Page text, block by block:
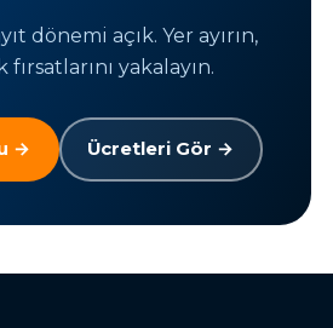
dönemi açık. Yer ayırın,
yakalayın.
→ Ücretleri Gör →